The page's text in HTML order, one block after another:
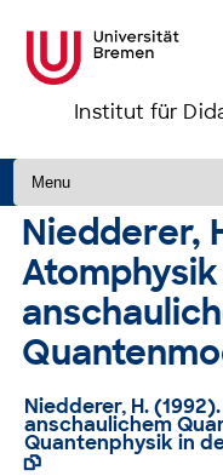
Institut für
Zum Inhalt springen
Niedderer,
Niedderer, H.
anschaulichem
Quantenphysik in
